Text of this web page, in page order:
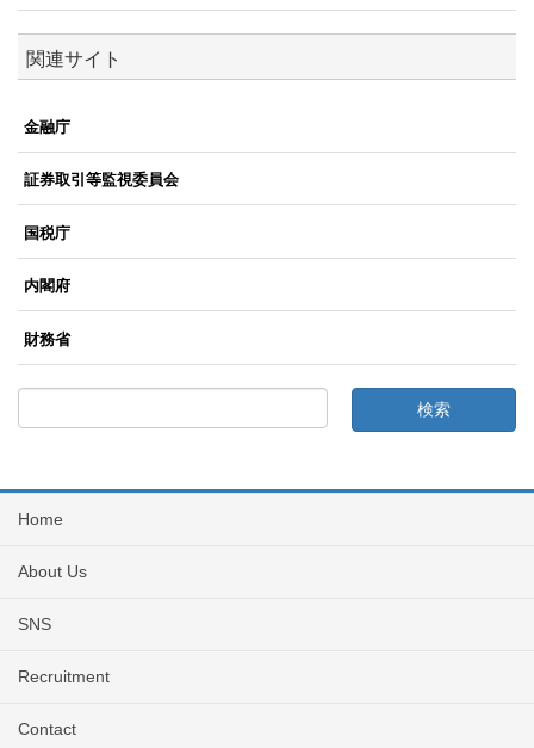
関連サイト
金融庁
証券取引等監視委員会
国税庁
内閣府
財務省
Home
About Us
SNS
Recruitment
Contact